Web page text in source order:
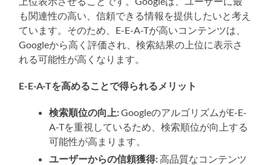
も関連性の高い、信頼できる情報を提供したいと考え
ています。そのため、E-E-A-Tが高いコンテンツは、
Googleから高く評価され、検索結果の上位に表示さ
れる可能性が高くなります。
E-E-A-Tを高めることで得られるメリット
検索順位の向上:GoogleのアルゴリズムがE-E-
A-Tを重視しているため、検索順位が向上する
可能性が高まります。
ユーザーからの信頼獲得:高品質なコンテンツ